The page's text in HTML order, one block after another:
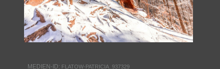
MEDIEN-ID: FLATOW-PATRICIA_937329